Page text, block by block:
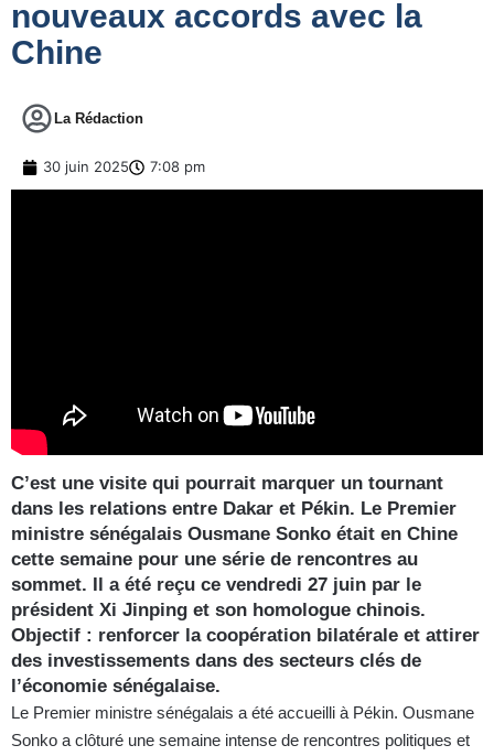
nouveaux accords avec la
Chine
La Rédaction
30 juin 2025 7:08 pm
C’est une visite qui pourrait marquer un tournant
dans les relations entre Dakar et Pékin. Le Premier
ministre sénégalais Ousmane Sonko était en Chine
cette semaine pour une série de rencontres au
sommet. Il a été reçu ce vendredi 27 juin par le
président Xi Jinping et son homologue chinois.
Objectif : renforcer la coopération bilatérale et attirer
des investissements dans des secteurs clés de
l’économie sénégalaise.
Le Premier ministre sénégalais a été accueilli à Pékin. Ousmane
Sonko a clôturé une semaine intense de rencontres politiques et